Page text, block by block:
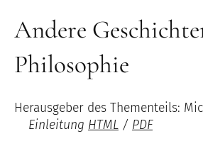
Andere
Philosophie
Herausgeber des Thementeils:
Einleitung HTML / PDF